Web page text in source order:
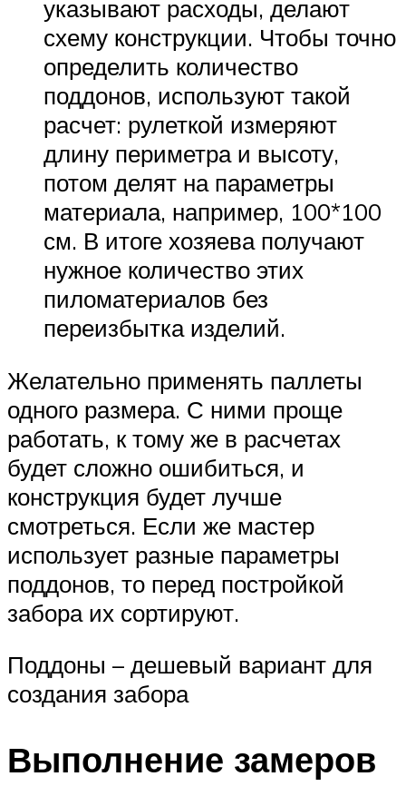
указывают расходы, делают
схему конструкции. Чтобы точно
определить количество
поддонов, используют такой
расчет: рулеткой измеряют
длину периметра и высоту,
потом делят на параметры
материала, например, 100*100
см. В итоге хозяева получают
нужное количество этих
пиломатериалов без
переизбытка изделий.
Желательно применять паллеты
одного размера. С ними проще
работать, к тому же в расчетах
будет сложно ошибиться, и
конструкция будет лучше
смотреться. Если же мастер
использует разные параметры
поддонов, то перед постройкой
забора их сортируют.
Поддоны – дешевый вариант для
создания забора
Выполнение замеров